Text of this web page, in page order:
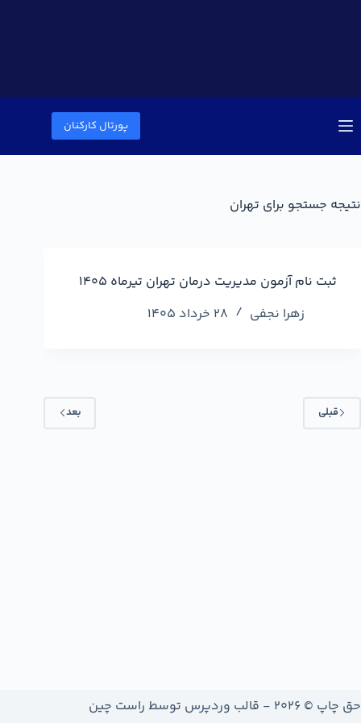
پورتال کارکنان
نتیجه جستجو برای تهران
ثبت نام آزمون مدیریت درمان تهران تیرماه 1405
زهرا نجفی
28 خرداد 1405
قبلی بعد
حق چاپ © 2026 - قالب وردپرس توسط راست چین